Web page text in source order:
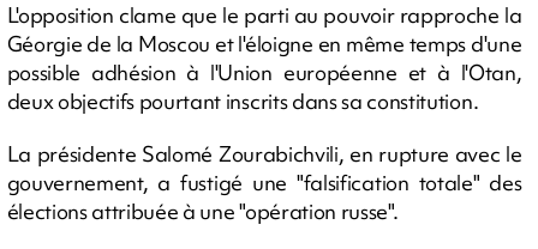
L'opposition clame que le parti au pouvoir rapproche la
Géorgie de la Moscou et l'éloigne en même temps d'une
possible adhésion à l'Union européenne et à l'Otan,
deux objectifs pourtant inscrits dans sa constitution.
La présidente Salomé Zourabichvili, en rupture avec le
gouvernement, a fustigé une "falsification totale" des
élections attribuée à une "opération russe".